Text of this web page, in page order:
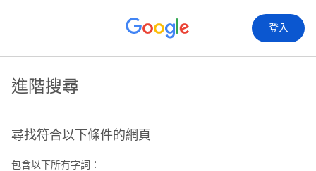
登入
進階搜尋
尋找符合以下條件的網頁
包含以下所有字詞：